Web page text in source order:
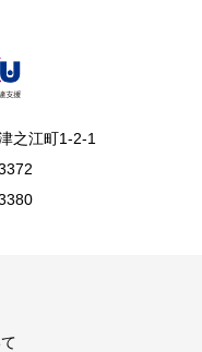
之江町1-2-1